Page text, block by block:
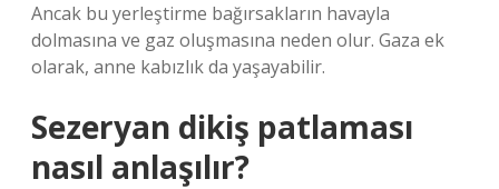
Ancak bu yerleştirme bağırsakların havayla
dolmasına ve gaz oluşmasına neden olur. Gaza ek
olarak, anne kabızlık da yaşayabilir.
Sezeryan dikiş patlaması
nasıl anlaşılır?